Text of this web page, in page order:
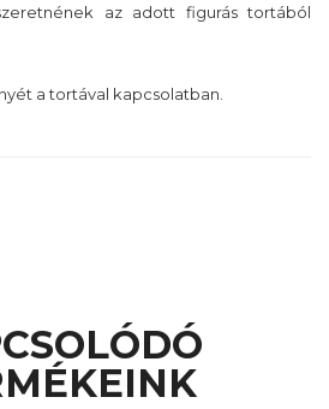
az adott figurás tortából
a tortával kapcsolatban.